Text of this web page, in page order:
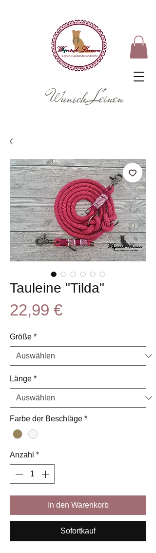
Wunsch Leinen
Tauleine "Tilda"
22,99 €Preis
Größe *
Länge *
Farbe der Beschläge *
Anzahl *
In den Warenkorb
Sofortkauf